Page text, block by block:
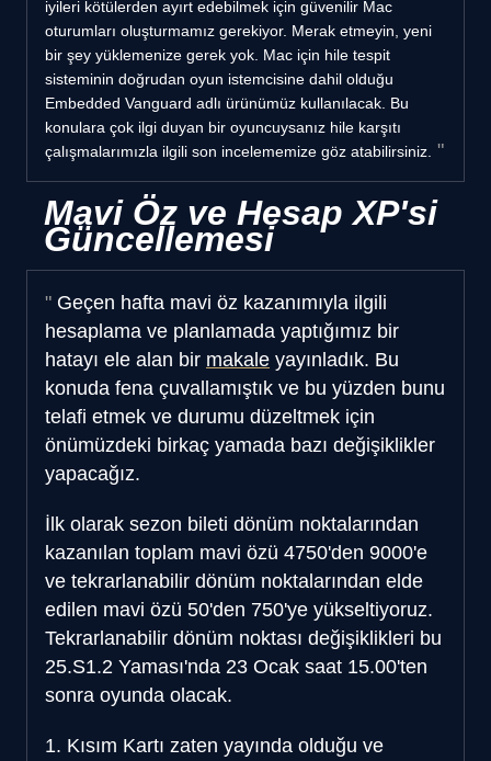
iyileri kötülerden ayırt edebilmek için güvenilir Mac
oturumları oluşturmamız gerekiyor. Merak etmeyin, yeni
bir şey yüklemenize gerek yok. Mac için hile tespit
sisteminin doğrudan oyun istemcisine dahil olduğu
Embedded Vanguard adlı ürünümüz kullanılacak. Bu
konulara çok ilgi duyan bir oyuncuysanız hile karşıtı
çalışmalarımızla ilgili son incelememize göz atabilirsiniz.
Mavi Öz ve Hesap XP'si
Güncellemesi
Geçen hafta mavi öz kazanımıyla ilgili
hesaplama ve planlamada yaptığımız bir
hatayı ele alan bir makale yayınladık. Bu
konuda fena çuvallamıştık ve bu yüzden bunu
telafi etmek ve durumu düzeltmek için
önümüzdeki birkaç yamada bazı değişiklikler
yapacağız.
İlk olarak sezon bileti dönüm noktalarından
kazanılan toplam mavi özü 4750'den 9000'e
ve tekrarlanabilir dönüm noktalarından elde
edilen mavi özü 50'den 750'ye yükseltiyoruz.
Tekrarlanabilir dönüm noktası değişiklikleri bu
25.S1.2 Yaması'nda 23 Ocak saat 15.00'ten
sonra oyunda olacak.
1. Kısım Kartı zaten yayında olduğu ve